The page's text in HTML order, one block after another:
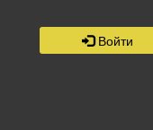
Войти